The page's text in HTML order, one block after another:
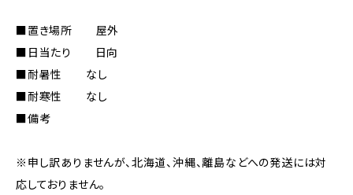
■置き場所 屋外
■日当たり 日向
■耐暑性 なし
■耐寒性 なし
■備考
※申し訳ありませんが、北海道、沖縄、離島などへの発送には対
応しておりません。